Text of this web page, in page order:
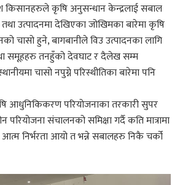
कृषि अनुसन्धान केन्द्रलाई सबाल
तथा उत्पादनमा देखिएका जोखिमका बारेमा कृषि
चासो हुने, बागबानीले विउ उत्पादनका लागि
समूहहरु तनहुँको देवघाट र दैलेख सम्म
चासो नपुग्ने परिस्थीतिका बारेमा पनि
आधुनिकिकरण परियोजनाका तरकारी सुपर
संचालनको समिक्षा गर्दै कति मात्रामा
निर्भरता आयो त भन्ने सबालहरु निकै चर्को